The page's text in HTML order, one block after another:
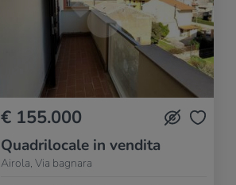
€ 155.000
Quadrilocale in vendita
Airola, Via bagnara